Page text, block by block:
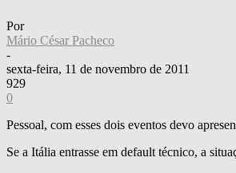
Por
Mário César Pacheco
-
sexta-feira, 11 de novembro de 2011
929
0
Pessoal, com esses dois eventos devo
Se a Itália entrasse em default técnico, a